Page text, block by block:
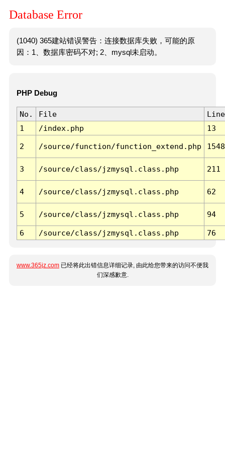
Database Error
(1040) 365建站错误警告：连接数据库失败，可能的原
因：1、数据库密码不对; 2、mysql未启动。
PHP Debug
No. File
Line
1
/index.php 13
2 /source/function/function_extend.php 1548
3 /source/class/jzmysql.class.php 211
4 /source/class/jzmysql.class.php 62
5 /source/class/jzmysql.class.php 94
6 /source/class/jzmysql.class.php 76
www.365jz.com 已经将此出错信息详细记录, 由此给您带来的访问不便我
们深感歉意.